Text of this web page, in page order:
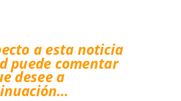
a esta noticia
puede comentar
desee a